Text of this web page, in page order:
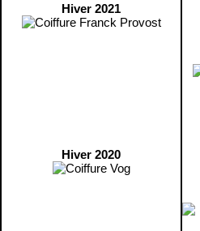
Hiver 2021
Hiver 2020